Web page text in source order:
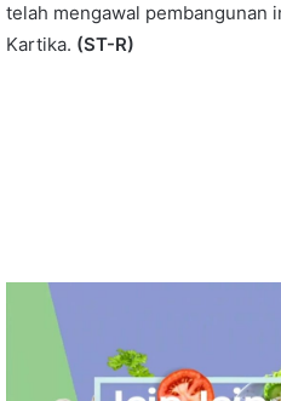
telah mengawal pembangunan
Kartika. (ST-R)